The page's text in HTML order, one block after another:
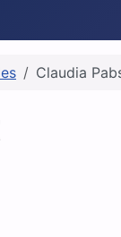
Claudia